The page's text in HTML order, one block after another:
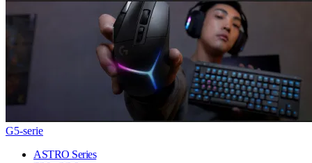
G5-serie
ASTRO Series